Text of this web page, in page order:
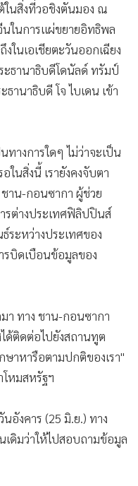
ในสิ่งที่วอชิงตันมอง ณ
ในการแผ่ขยายอิทธิพล
ในเอเชียตะวันออกเฉียง
ธานาธิบดีโดนัลด์ ทรัมป์
านาธิบดี โจ ไบเดน เข้า
ทางการใดๆ ไม่ว่าจะเป็น
ในสิ่งนี้ เรายังคงจับตา
าน-กอนซากา ผู้ช่วย
รต่างประเทศฟิลิปปินส์
ะหว่างประเทศของ
รบิดเบือนข้อมูลของ
า ทาง ชาน-กอนซากา
ด้ติดต่อไปยังสถานทูต
ษาหารือตามปกติของเรา"
หมสหรัฐฯ
อังคาร (25 มิ.ย.) ทาง
ดิมว่าให้ไปสอบถามข้อมูล